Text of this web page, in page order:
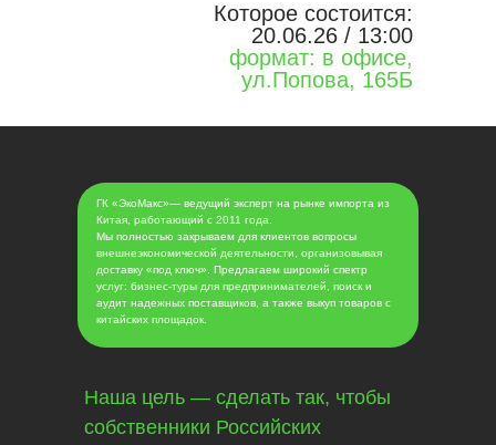
Которое состоится:
20.06.26 / 13:00
формат: в офисе,
ул.Попова, 165Б
ГК «ЭкоМакс»— ведущий эксперт на рынке импорта из
Китая, работающий с 2011 года.
Мы полностью закрываем для клиентов вопросы
внешнеэкономической деятельности, организовывая
доставку «под ключ». Предлагаем широкий спектр
услуг: бизнес-туры для предпринимателей, поиск и
аудит надежных поставщиков, а также выкуп товаров с
китайских площадок.
Наша цель — сделать так, чтобы
собственники Российских